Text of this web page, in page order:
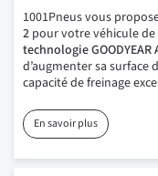
1001Pneus vous
2 pour votre véhicule
technologie
d’augmenter sa surface
capacité de freinage
En savoir plus